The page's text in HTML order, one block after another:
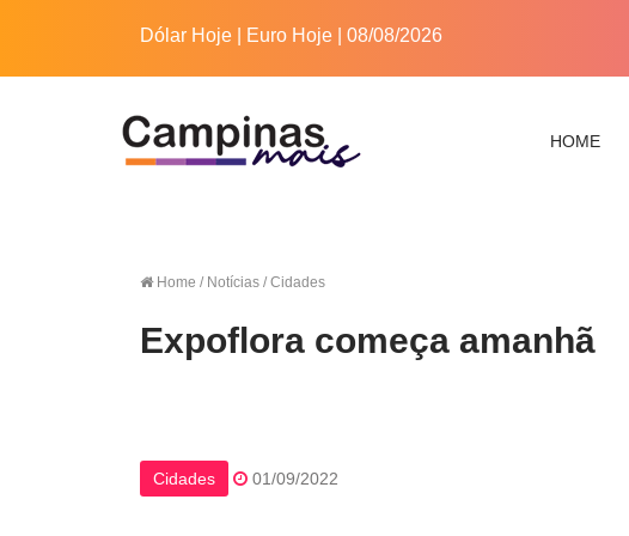
Dólar Hoje Euro Hoje | 08/08/2026
HOME
Home / Notícias / Cidades
Expoflora começa amanhã
Cidades 01/09/2022